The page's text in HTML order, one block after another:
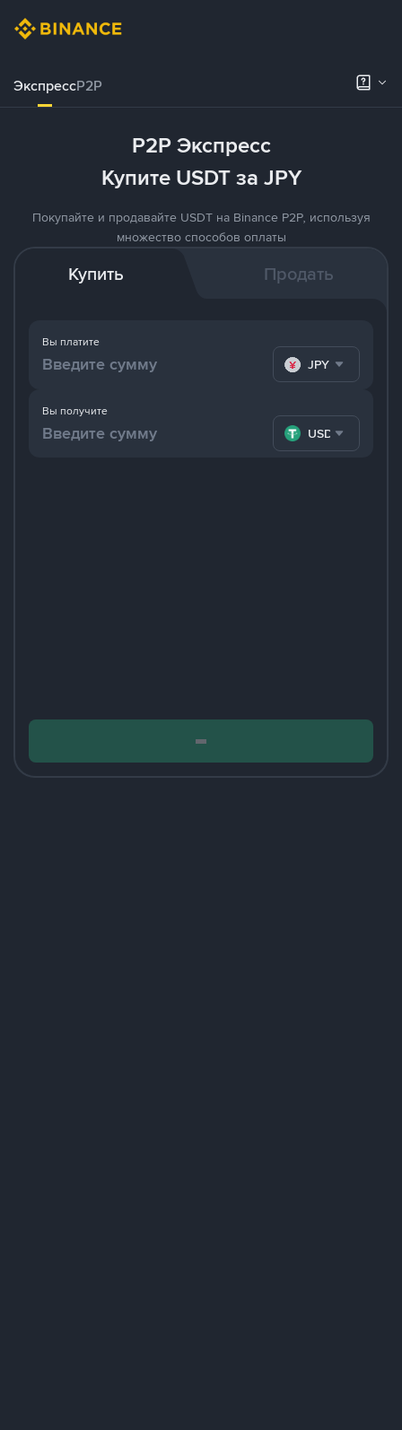
ЭкспрессP2P
P2P Экспресс
Купите USDT за JPY
Покупайте и продавайте USDT на Binance P2P, используя
множество способов оплаты
Купить Продать
Вы платите
JPY
Вы получите
USDT